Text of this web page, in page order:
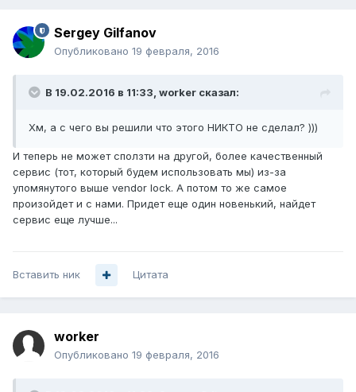
Sergey Gilfanov
Опубликовано 19 февраля, 2016
В 19.02.2016 в 11:33, worker сказал:
Хм, а с чего вы решили что этого НИКТО не сделал? )))
И теперь не может сползти на другой, более качественный
сервис (тот, который будем использовать мы) из-за
упомянутого выше vendor lock. А потом то же самое
произойдет и с нами. Придет еще один новенький, найдет
сервис еще лучше...
Вставить ник Цитата
worker
Опубликовано 19 февраля, 2016